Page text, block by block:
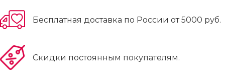
Бесплатная доставка по России от 5000 руб.
Скидки постоянным покупателям.